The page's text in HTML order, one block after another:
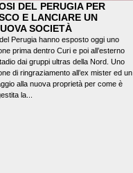
DEL PERUGIA PER
E LANCIARE UN
SOCIETÀ
Perugia hanno esposto oggi uno
prima dentro Curi e poi all’esterno
dai gruppi ultras della Nord. Uno
di ringraziamento all’ex mister ed un
alla nuova proprietà per come è
la...